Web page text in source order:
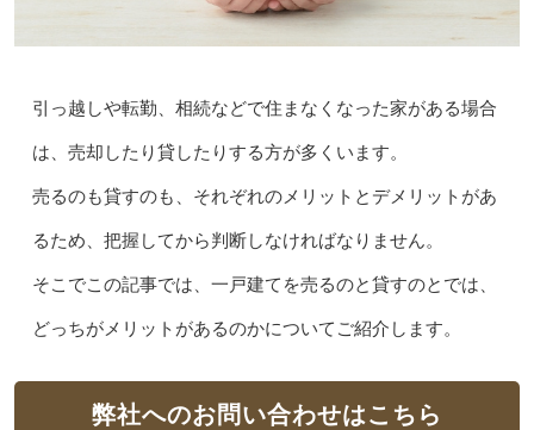
引っ越しや転勤、相続などで住まなくなった家がある場合
は、売却したり貸したりする方が多くいます。
売るのも貸すのも、それぞれのメリットとデメリットがあ
るため、把握してから判断しなければなりません。
そこでこの記事では、一戸建てを売るのと貸すのとでは、
どっちがメリットがあるのかについてご紹介します。
弊社へのお問い合わせはこちら